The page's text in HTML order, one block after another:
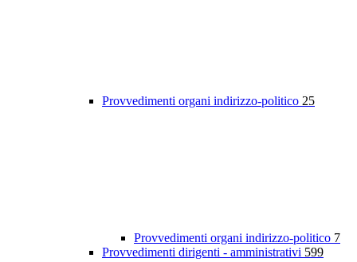
Provvedimenti organi indirizzo-politico 25
Provvedimenti organi indirizzo-politico 7
Provvedimenti dirigenti - amministrativi 599